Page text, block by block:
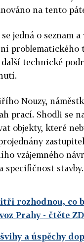
na tento
se jedná o seznam
problematického
další technické
Nouzy,
prací. Shodli se
objekty, které
vzájemného
specifičnost
rozhodnou, co
Prahy- čtěte
a úspěchy